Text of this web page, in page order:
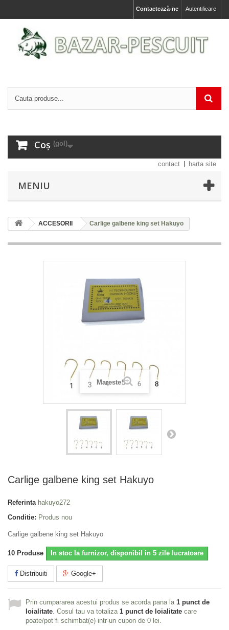
Autentificare
Contactează-ne
Coș (gol)
contact harta site
MENIU
ACCESORII Carlige galbene king set Hakuyo
Mareste
Carlige galbene king set Hakuyo
Referinta hakuyo272
Conditie: Produs nou
Carlige galbene king set Hakuyo
10 Produse In stoc la furnizor, disponibil in 5 zile lucratoare
Distribuiti Google+
Prin cumpararea acestui produs se acorda pana la 1 punct de
loialitate . Cosul tau va totaliza 1 punct de loialitate care
poate/pot fi schimbat(e) intr-un cupon de 0 lei